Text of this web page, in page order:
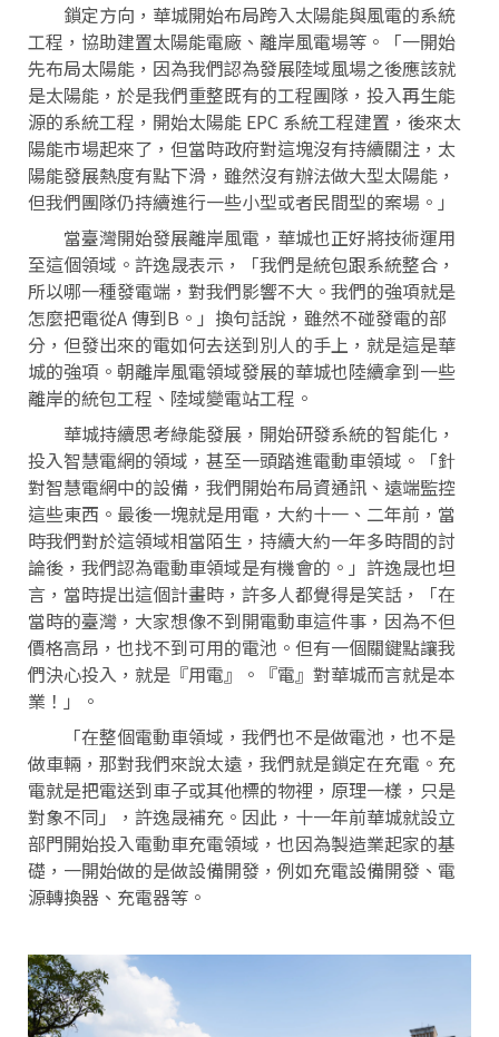
鎖定方向，華城開始布局跨入太陽能與風電的系統
工程，協助建置太陽能電廠、離岸風電場等。「一開始
先布局太陽能，因為我們認為發展陸域風場之後應該就
是太陽能，於是我們重整既有的工程團隊，投入再生能
源的系統工程，開始太陽能 EPC 系統工程建置，後來太
陽能市場起來了，但當時政府對這塊沒有持續關注，太
陽能發展熱度有點下滑，雖然沒有辦法做大型太陽能，
但我們團隊仍持續進行一些小型或者民間型的案場。」
當臺灣開始發展離岸風電，華城也正好將技術運用
至這個領域。許逸晟表示，「我們是統包跟系統整合，
所以哪一種發電端，對我們影響不大。我們的強項就是
怎麼把電從A 傳到B。」換句話說，雖然不碰發電的部
分，但發出來的電如何去送到別人的手上，就是這是華
城的強項。朝離岸風電領域發展的華城也陸續拿到一些
離岸的統包工程、陸域變電站工程。
華城持續思考綠能發展，開始研發系統的智能化，
投入智慧電網的領域，甚至一頭踏進電動車領域。「針
對智慧電網中的設備，我們開始布局資通訊、遠端監控
這些東西。最後一塊就是用電，大約十一、二年前，當
時我們對於這領域相當陌生，持續大約一年多時間的討
論後，我們認為電動車領域是有機會的。」許逸晟也坦
言，當時提出這個計畫時，許多人都覺得是笑話，「在
當時的臺灣，大家想像不到開電動車這件事，因為不但
價格高昂，也找不到可用的電池。但有一個關鍵點讓我
們決心投入，就是『用電』。『電』對華城而言就是本
業！」。
「在整個電動車領域，我們也不是做電池，也不是
做車輛，那對我們來說太遠，我們就是鎖定在充電。充
電就是把電送到車子或其他標的物裡，原理一樣，只是
對象不同」，許逸晟補充。因此，十一年前華城就設立
部門開始投入電動車充電領域，也因為製造業起家的基
礎，一開始做的是做設備開發，例如充電設備開發、電
源轉換器、充電器等。